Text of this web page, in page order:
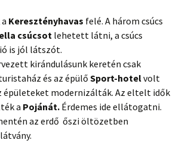
Keresztényhavas felé. A három csúcs
csúcsotlehetett látni, a csúcs
is jól látszót.
kirándulásunk keretén csak
és az épülő Sport-hotelvolt
épületeket modernizálták. Az eltelt idők
a Pojánát. Érdemes ide ellátogatni.
az erdő őszi öltözetben